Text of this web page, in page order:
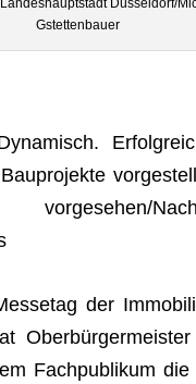
Düsseldorf/
Gstettenbauer
vorgesehen/
der
Fach­pu­bli­kum die